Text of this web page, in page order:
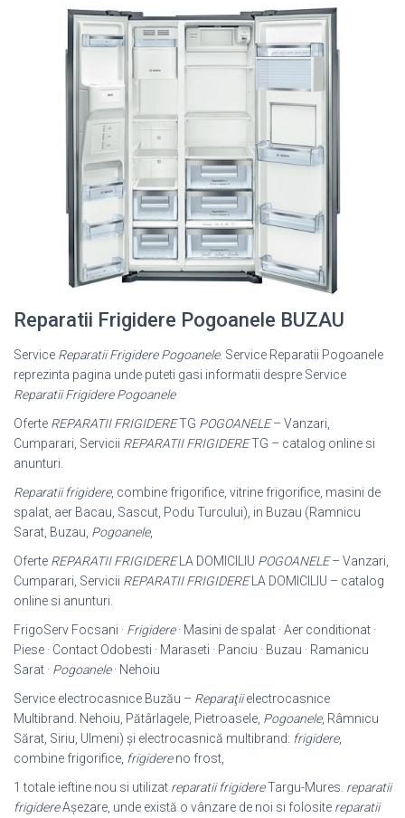
Reparatii Frigidere Pogoanele BUZAU
Service Reparatii Frigidere Pogoanele. Service Reparatii Pogoanele
reprezinta pagina unde puteti gasi informatii despre Service
Reparatii Frigidere Pogoanele
Oferte REPARATII FRIGIDERETG POGOANELE– Vanzari,
Cumparari, Servicii REPARATII FRIGIDERETG – catalog online si
anunturi.
Reparatii frigidere, combine frigorifice, vitrine frigorifice, masini de
spalat, aer Bacau, Sascut, Podu Turcului), in Buzau (Ramnicu
Sarat, Buzau, Pogoanele,
Oferte REPARATII FRIGIDERELA DOMICILIU POGOANELE– Vanzari,
Cumparari, Servicii REPARATII FRIGIDERELA DOMICILIU – catalog
online si anunturi.
FrigoServ Focsani · Frigidere· Masini de spalat · Aer conditionat ·
Piese · Contact Odobesti · Maraseti · Panciu · Buzau · Ramanicu
Sarat · Pogoanele· Nehoiu
Service electrocasnice Buzău – Reparaţiielectrocasnice
Multibrand. Nehoiu, Pătârlagele, Pietroasele, Pogoanele, Râmnicu
Sărat, Siriu, Ulmeni) şi electrocasnică multibrand: frigidere,
combine frigorifice, frigidereno frost,
1 totale ieftine nou si utilizat reparatii frigidereTargu-Mures. reparatii
frigidereAșezare, unde există o vânzare de noi si folosite reparatii